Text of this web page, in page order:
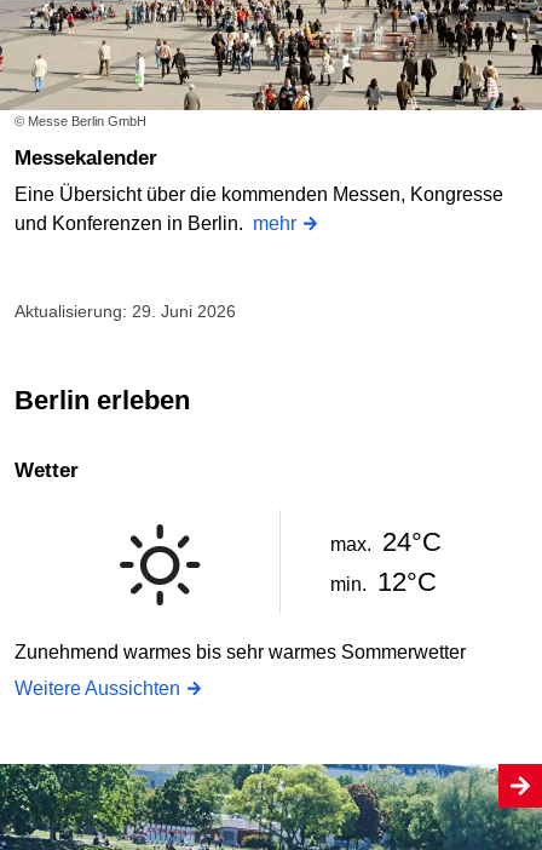
© Messe Berlin GmbH
Messekalender
Eine Übersicht über die kommenden Messen, Kongresse
und Konferenzen in Berlin. mehr
Aktualisierung: 29. Juni 2026
Berlin erleben
Wetter
max. 24°C
min. 12°C
Zunehmend warmes bis sehr warmes Sommerwetter
Weitere Aussichten